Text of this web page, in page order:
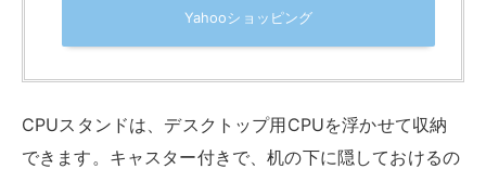
Yahooショッピング
CPUスタンドは、デスクトップ用CPUを浮かせて収納
できます。キャスター付きで、机の下に隠しておけるの